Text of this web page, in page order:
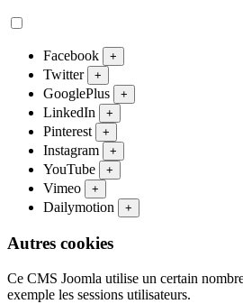
Facebook +
Twitter +
GooglePlus +
LinkedIn +
Pinterest +
Instagram +
YouTube +
Vimeo +
Dailymotion +
Autres cookies
Ce CMS Joomla utilise un certain
exemple les sessions utilisateurs.